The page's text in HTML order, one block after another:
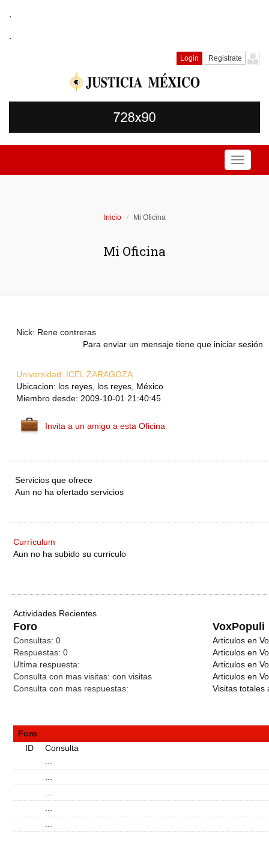
.
.
Login Registrate
Toggle
Inicio Mi Oficina
Mi Oficina
Nick: Rene contreras
Para enviar un mensaje tiene que iniciar sesión
Universidad: ICEL ZARAGOZA
Ubicacion: los reyes, los reyes, México
Miembro desde: 2009-10-01 21:40:45
Invita a un amigo a esta Oficina
Servicios que ofrece
Aun no ha ofertado servicios
Currículum
Aun no ha subido su curriculo
Actividades Recientes
Foro VoxPopuli
Consultas: 0
Respuestas: 0
Ultima respuesta:
Consulta con mas visitas: con visitas
Consulta con mas respuestas:
Articulos en
Articulos en
Articulos en
Articulos en
Visitas totales
Foro
ID
Consulta